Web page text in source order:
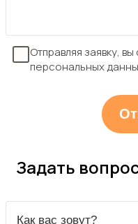
Отправляя заявку,
персональных
Задать